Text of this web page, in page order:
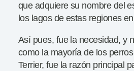
que adquiere su nombre del
los lagos de estas regiones
Así pues, fue la necesidad, y
como la mayoría de los
Terrier, fue la razón principal